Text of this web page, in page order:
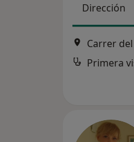
Dirección
Carrer
Primera